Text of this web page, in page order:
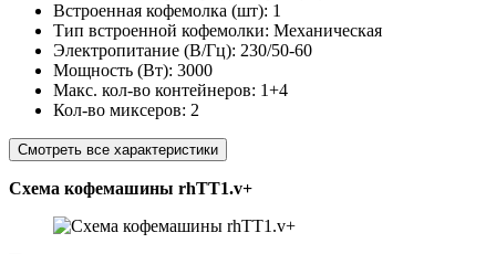
Встроенная кофемолка (шт): 1
Тип встроенной кофемолки: Механическая
Электропитание (В/Гц): 230/50-60
Мощность (Вт): 3000
Макс. кол-во контейнеров: 1+4
Кол-во миксеров: 2
Смотреть все характеристики
Схема кофемашины rhTT1.v+